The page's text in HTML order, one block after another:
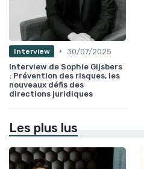
Interview • 30/07/2025
Interview de Sophie Gijsbers
: Prévention des risques, les
nouveaux défis des
directions juridiques
Les plus lus